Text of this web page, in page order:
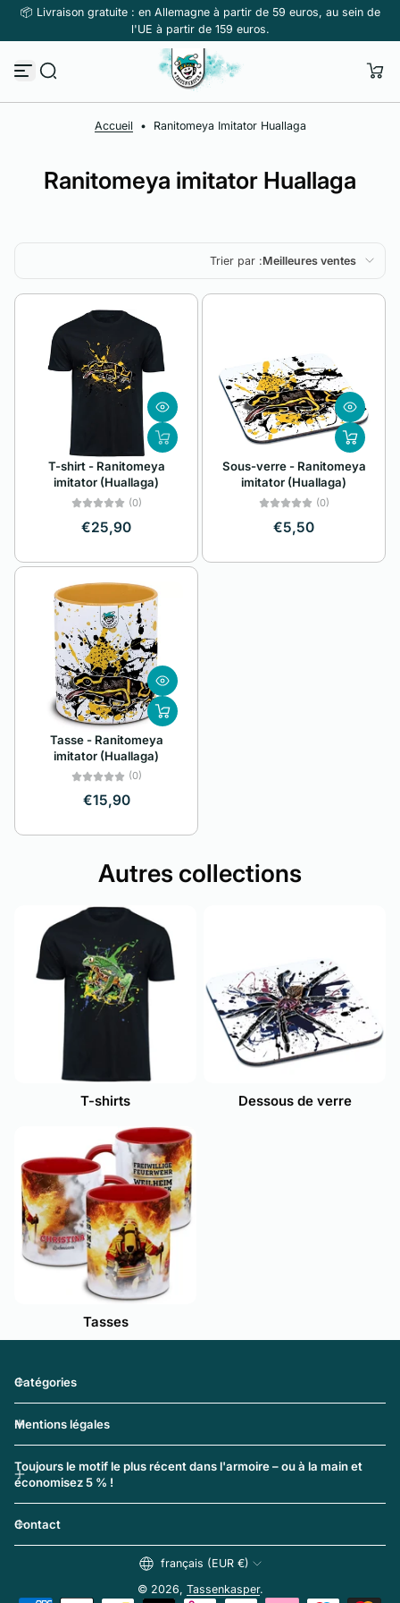
Passer au contenu
📦 Livraison gratuite : en Allemagne à partir de 59 euros, au sein de
l'UE à partir de 159 euros.
Accueil • Ranitomeya Imitator Huallaga
Ranitomeya imitator Huallaga
Trier par :Meilleures ventes
En vedette
Meilleures ventes
Alphabétique, de
A à Z
Alphabétique, de
Z à A
Prix: faible à élevé
Prix: élevé à faible
T-shirt - Ranitomeya
imitator (Huallaga)
(0)
€25,90
Sous-verre - Ranitomeya
imitator (Huallaga)
(0)
€5,50
Tasse - Ranitomeya
imitator (Huallaga)
(0)
€15,90
Autres collections
T-shirts Dessous de verre
Tasses
Catégories
Mentions légales
Toujours le motif le plus récent dans l'armoire – ou à la main et
économisez 5 % !
Contact
français (EUR €)
© 2026, Tassenkasper.